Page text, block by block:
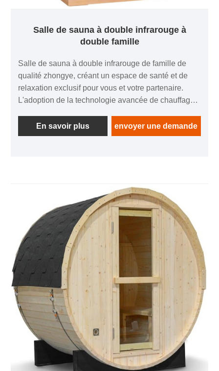
Salle de sauna à double infrarouge à
double famille
Salle de sauna à double infrarouge de famille de
qualité zhongye, créant un espace de santé et de
relaxation exclusif pour vous et votre partenaire.
L'adoption de la technologie avancée de chauffage
uniformément la chaleur, permettant à la chaleur
d'envelopper rapidement tout le corps. Le
En savoir plus envoyer une demande